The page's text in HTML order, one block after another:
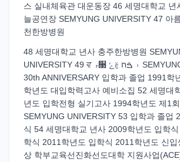
스 실내체육관 대운동장 46 세명대학교 년
늘공연장 SEMYUNG UNIVERSITY 47 아
천한방병원
48 세명대학교 년사 충주한방병원
UNIVERSITY 49 ਵ ࢎ૓ ۽ ࠁח ࣁݺ SEMYUNG UNIVERSITY
30th ANNIVERSARY 입학과 졸업 1991학
학년도 대입학력고사 예비소집 52 세명대
년도 입학전형 실기고사 1994학년도 제1
SEMYUNG UNIVERSITY 53 입학과 졸업
식 54 세명대학교 년사 2009학년도 입학
학식 2011학년도 입학식 2011학년도 신입
상 학부교육선진화선도대학 지원사업